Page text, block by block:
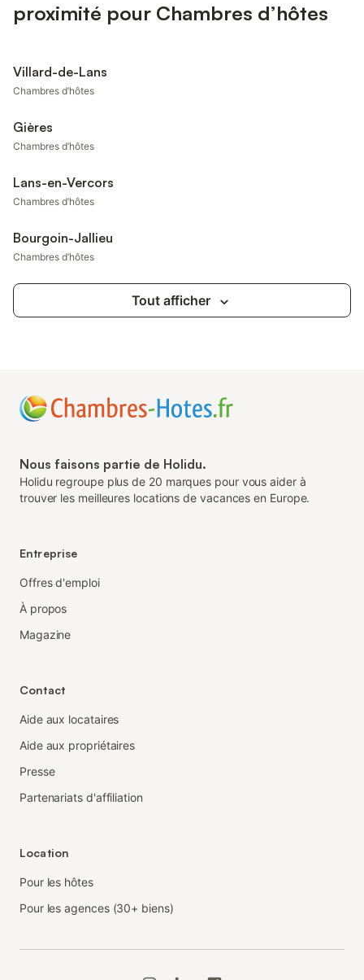
proximité pour Chambres d’hôtes
Villard-de-Lans
Chambres d’hôtes
Gières
Chambres d’hôtes
Lans-en-Vercors
Chambres d’hôtes
Bourgoin-Jallieu
Chambres d’hôtes
Tout afficher
Nous faisons partie de Holidu.
Holidu regroupe plus de 20 marques pour vous aider à
trouver les meilleures locations de vacances en Europe.
Entreprise
Offres d'emploi
À propos
Magazine
Contact
Aide aux locataires
Aide aux propriétaires
Presse
Partenariats d'affiliation
Location
Pour les hôtes
Pour les agences (30+ biens)